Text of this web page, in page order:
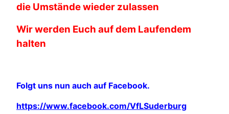
die Umstände wieder zulassen
Wir werden Euch auf dem Laufendem
halten
Folgt uns nun auch auf Facebook.
https://www.facebook.com/VfLSuderburg